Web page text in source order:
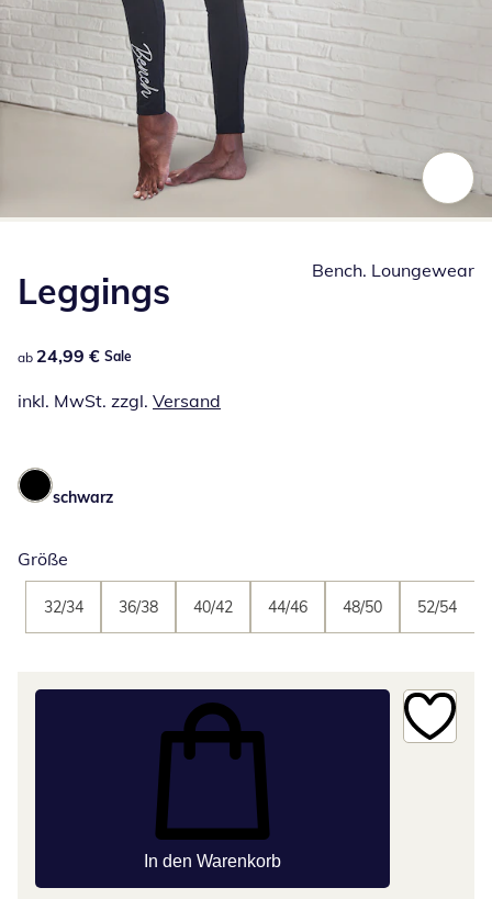
Leggings
24,99 €
ab 24,99 € Sale
inkl. MwSt. zzgl. Versand
Bench. Loungewear
schwarz
Größe
32/34 36/38 40/42 44/46 48/50 52/54
In den Warenkorb